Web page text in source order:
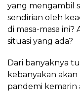
yang mengambil
sendirian oleh
di masa-masa ini?
situasi yang ada?
Dari banyaknya
kebanyakan
pandemi